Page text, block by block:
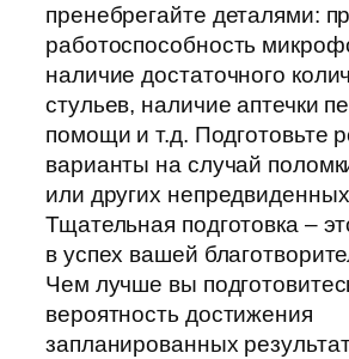
пренебрегайте деталями:
работоспособность
наличие достаточного
стульев, наличие аптечки
помощи и т.д. Подготовьте
варианты на случай
или других
Тщательная подготовка –
в успех вашей
Чем лучше вы
вероятность достижения
запланированных